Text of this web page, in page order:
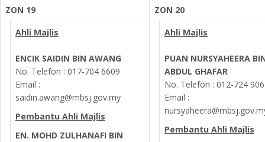
ZON 19
ZON 20
Ahli Majlis
ENCIK SAIDIN BIN AWANG
No. Telefon : 017-704 6609
Email :
saidin.awang@mbsj.gov.my
Pembantu Ahli Majlis
EN. MOHD ZULHANAFI BIN
Ahli Majlis
PUAN NURSYAHEERA
ABDUL GHAFAR
No. Telefon : 012-724
Email :
Pembantu Ahli Majlis